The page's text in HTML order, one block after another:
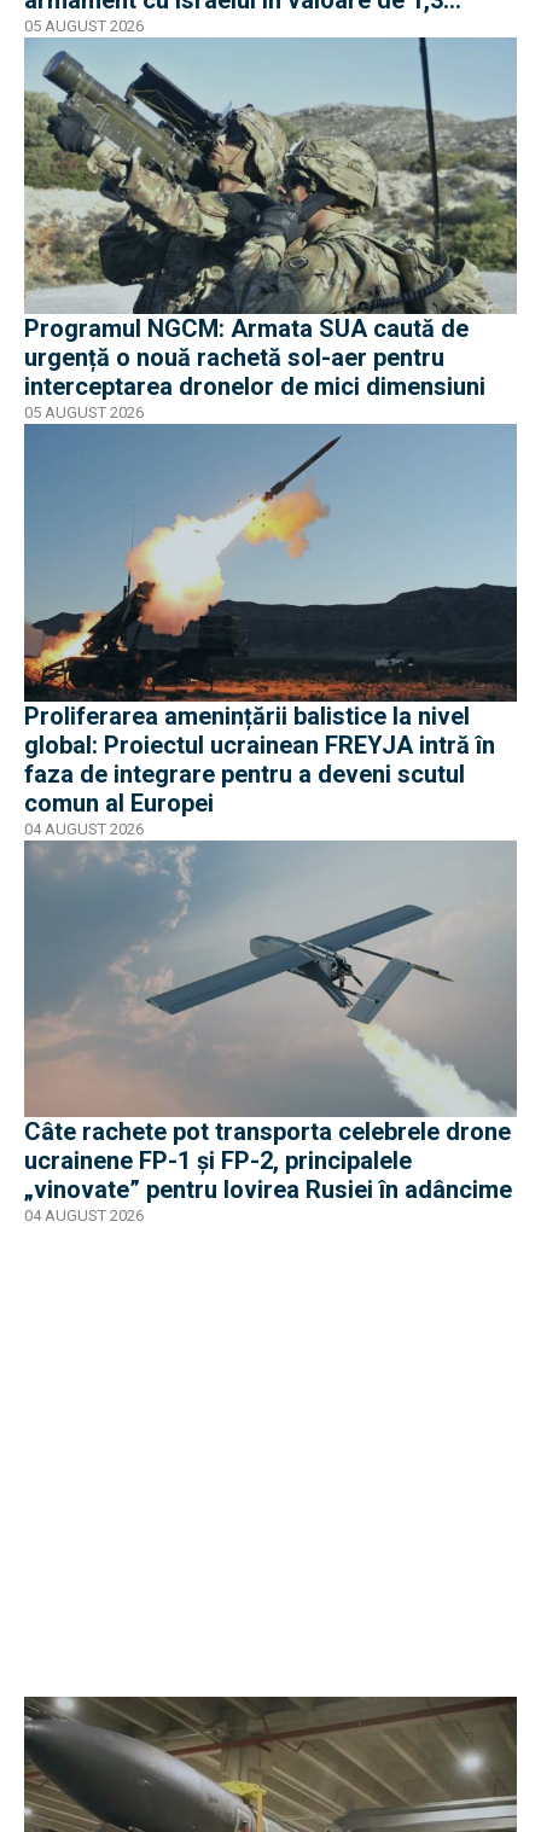
miliarde de dolari
05 AUGUST 2026
Programul NGCM: Armata SUA caută de
urgență o nouă rachetă sol-aer pentru
interceptarea dronelor de mici dimensiuni
05 AUGUST 2026
Proliferarea amenințării balistice la nivel
global: Proiectul ucrainean FREYJA intră în
faza de integrare pentru a deveni scutul
comun al Europei
04 AUGUST 2026
Câte rachete pot transporta celebrele drone
ucrainene FP-1 și FP-2, principalele
„vinovate” pentru lovirea Rusiei în adâncime
04 AUGUST 2026